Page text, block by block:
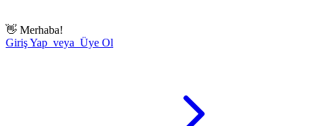
👋 Merhaba!
Giriş Yap veya Üye Ol